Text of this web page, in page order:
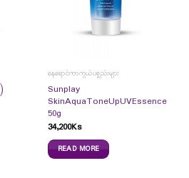
နေရောင်ကာကွယ်ပစ္စည်းများ
Sunplay
SkinAquaToneUpUVEssence
50g
34,200Ks
READ MORE